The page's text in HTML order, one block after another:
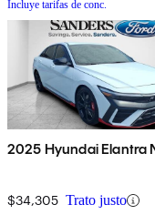
Incluye tarifas de conc.
2025 Hyundai Elantra
$34,305 Trato justo